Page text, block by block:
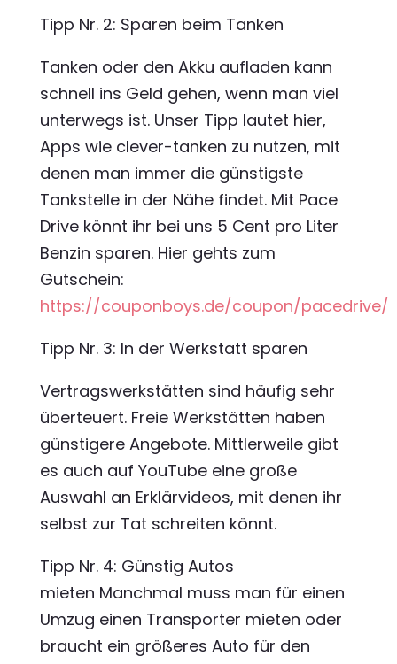
Tipp Nr. 2: Sparen beim Tanken
Tanken oder den Akku aufladen kann
schnell ins Geld gehen, wenn man viel
unterwegs ist. Unser Tipp lautet hier,
Apps wie clever-tanken zu nutzen, mit
denen man immer die günstigste
Tankstelle in der Nähe findet. Mit Pace
Drive könnt ihr bei uns 5 Cent pro Liter
Benzin sparen. Hier gehts zum
Gutschein:
https://couponboys.de/coupon/pacedrive/
Tipp Nr. 3: In der Werkstatt sparen
Vertragswerkstätten sind häufig sehr
überteuert. Freie Werkstätten haben
günstigere Angebote. Mittlerweile gibt
es auch auf YouTube eine große
Auswahl an Erklärvideos, mit denen ihr
selbst zur Tat schreiten könnt.
Tipp Nr. 4: Günstig Autos
mieten Manchmal muss man für einen
Umzug einen Transporter mieten oder
braucht ein größeres Auto für den